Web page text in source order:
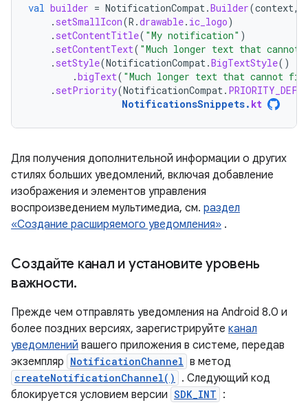
val builder = NotificationCompat.Builder(context,
. setSmallIcon(R .drawable. ic_logo)
. setContentTitle( "My notification" )
. setContentText( "Much longer text that
. setStyle(NotificationCompat.BigTextStyle()
.bigText( "Much longer text that cannot
. setPriority(NotificationCompat.
NotificationsSnippets. kt
Для получения дополнительной информации о других
стилях больших уведомлений, включая добавление
изображения и элементов управления
воспроизведением мультимедиа, см. раздел
«Создание расширяемого уведомления» .
Создайте канал и установите уровень
важности.
Прежде чем отправлять уведомления на Android 8.0 и
более поздних версиях, зарегистрируйте канал
уведомлений вашего приложения в системе, передав
экземпляр NotificationChannel в метод
createNotificationChannel()
. Следующий код
блокируется условием версии SDK_INT :